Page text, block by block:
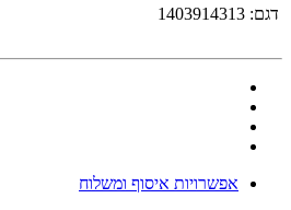
דגם: 1403914313
אפשרויות איסוף ומשלוח